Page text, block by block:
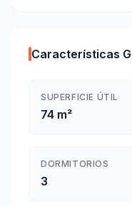
Características
SUPERFICIE ÚTIL
74 m²
DORMITORIOS
3